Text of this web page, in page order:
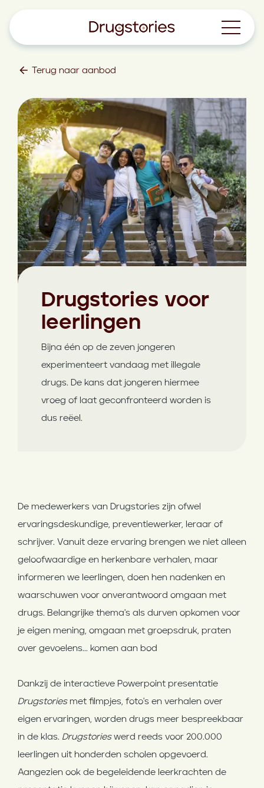
Terug naar aanbod
Drugstories voor
leerlingen
Bijna één op de zeven jongeren
experimenteert vandaag met illegale
drugs. De kans dat jongeren hiermee
vroeg of laat geconfronteerd worden is
dus reëel.
De medewerkers van Drugstories zijn ofwel
ervaringsdeskundige, preventiewerker, leraar of
schrijver. Vanuit deze ervaring brengen we niet alleen
geloofwaardige en herkenbare verhalen, maar
informeren we leerlingen, doen hen nadenken en
waarschuwen voor onverantwoord omgaan met
drugs. Belangrijke thema's als durven opkomen voor
je eigen mening, omgaan met groepsdruk, praten
over gevoelens... komen aan bod
Dankzij de interactieve Powerpoint presentatie
Drugstoriesmet filmpjes, foto's en verhalen over
eigen ervaringen, worden drugs meer bespreekbaar
in de klas. Drugstorieswerd reeds voor 200.000
leerlingen uit honderden scholen opgevoerd.
Aangezien ook de begeleidende leerkrachten de